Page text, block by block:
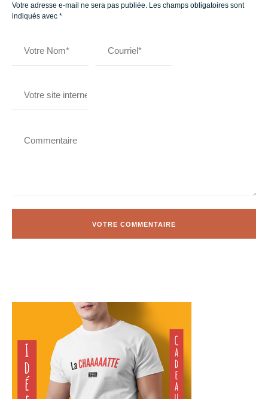
Votre adresse e-mail ne sera pas publiée. Les champs obligatoires sont
indiqués avec *